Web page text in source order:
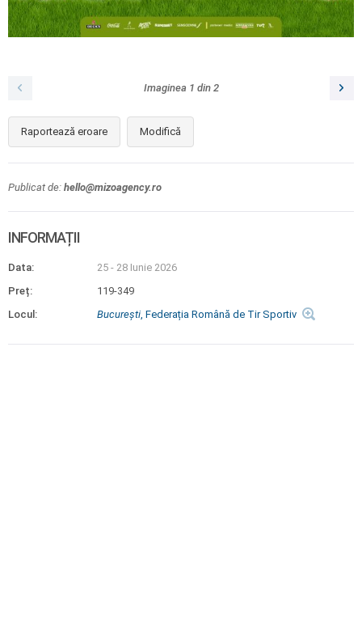
Imaginea 1 din 2
Raportează eroare Modifică
Publicat de: hello@mizoagency.ro
INFORMAȚII
Data:
25 - 28 Iunie 2026
Preț:
119-349
Locul:
Bucureşti, Federația Română de Tir Sportiv